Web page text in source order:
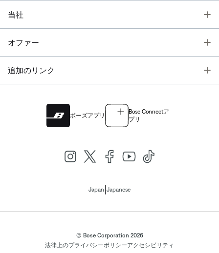
当社
オファー
追加のリンク
ボーズアプリ
Bose Connectア
プリ
Japan Japanese
© Bose Corporation 2026
法律上のプライバシーポリシーアクセシビリティ